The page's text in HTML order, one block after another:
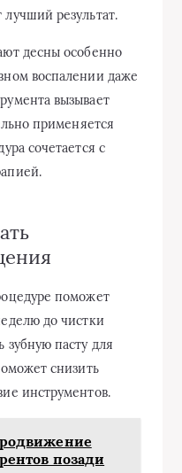
результат.
десны особенно
воспалении даже
вызывает
применяется
сочетается с
поможет
до чистки
зубную пасту для
снизить
инструментов.
позади